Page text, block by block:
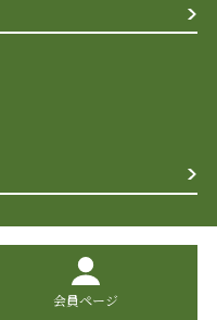
会員ページ